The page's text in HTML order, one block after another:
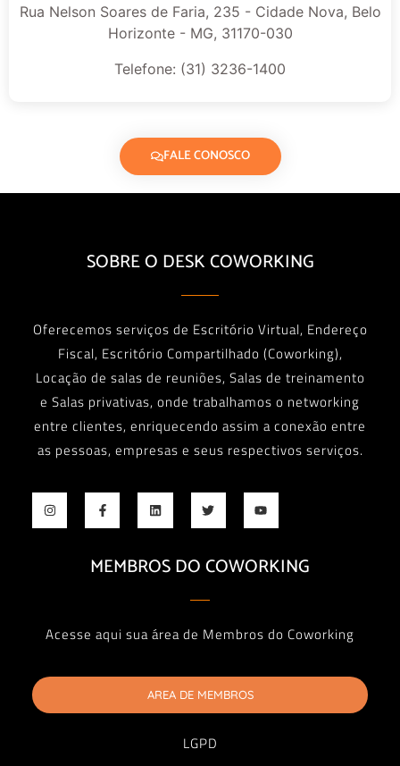
Rua Nelson Soares de Faria, 235 - Cidade Nova, Belo
Horizonte - MG, 31170-030
Telefone: (31) 3236-1400
FALE CONOSCO
SOBRE O DESK COWORKING
Oferecemos serviços de Escritório Virtual, Endereço
Fiscal, Escritório Compartilhado (Coworking),
Locação de salas de reuniões, Salas de treinamento
e Salas privativas, onde trabalhamos o networking
entre clientes, enriquecendo assim a conexão entre
as pessoas, empresas e seus respectivos serviços.
MEMBROS DO COWORKING
Acesse aqui sua área de Membros do Coworking
AREA DE MEMBROS
LGPD